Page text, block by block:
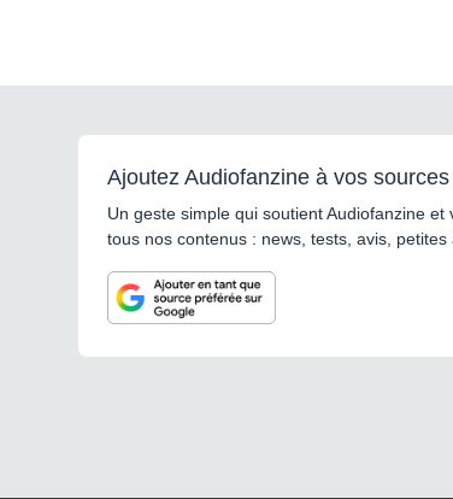
Ajoutez Audiofanzine à vos
Un geste simple qui soutient Audiofanzine
tous nos contenus : news, tests, avis,